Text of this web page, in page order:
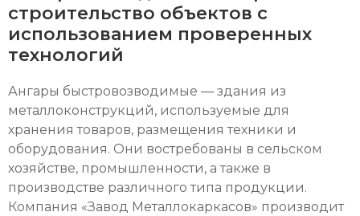
строительство объектов с
использованием проверенных
технологий
Ангары быстровозводимые — здания из
металлоконструкций, используемые для
хранения товаров, размещения техники и
оборудования. Они востребованы в сельском
хозяйстве, промышленности, а также в
производстве различного типа продукции.
Компания «Завод Металлокаркасов» производит